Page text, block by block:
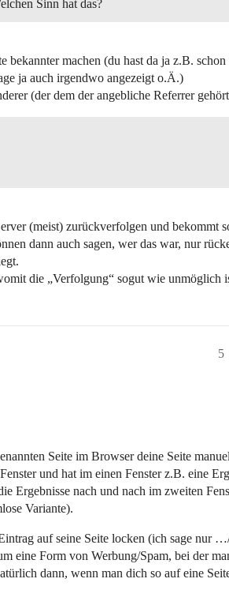
Sinn hat das?
bekannter machen (du hast da ja z.B.
ja auch irgendwo angezeigt o.Ä.)
(der dem der angebliche Referrer
(meist) zurückverfolgen und bekommt
dann auch sagen, wer das war, nur
die „Verfolgung“ sogut wie unmöglich
5
Seite im Browser deine Seite
und hat im einen Fenster z.B. eine
Ergebnisse nach und nach im zweiten
Variante).
auf seine Seite locken (ich sage nur
eine Form von Werbung/Spam, bei der
dann, wenn man dich so auf eine